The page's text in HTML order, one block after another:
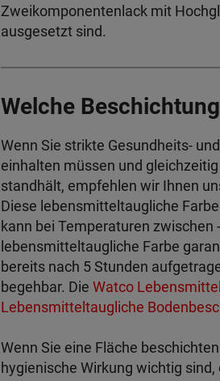
Zweikomponentenlack mit
ausgesetzt sind.
Welche
Wenn Sie strikte Gesundheits-
einhalten müssen und
standhält, empfehlen wir Ihnen
Diese lebensmitteltaugliche
kann bei Temperaturen zwischen
lebensmitteltaugliche Farbe
bereits nach 5 Stunden
begehbar. Die Watco
Lebensmitteltaugliche
Wenn Sie eine Fläche
hygienische Wirkung wichtig